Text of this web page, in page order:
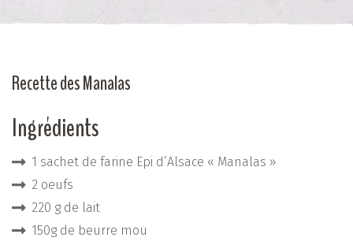
Recette des Manalas
Ingrédients
1 sachet de farine Epi d’Alsace « Manalas »
2 oeufs
220 g de lait
150g de beurre mou